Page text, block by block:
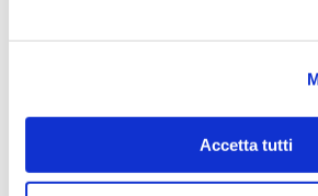
Accetta tutti
Anna Prokhorova
Volevo raccontarvi la nostra storia.
Abbiamo ordinato tutti i violini dalla